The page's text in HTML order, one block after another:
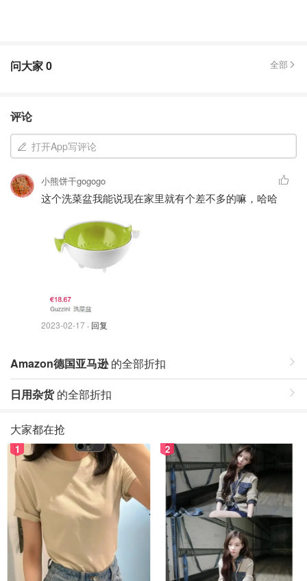
问大家0 全部
评论
打开App写评论
小熊饼干gogogo
这个洗菜盆我能说现在家里就有个差不多的嘛，哈哈
2023-02-17 · 回复
Amazon德国亚马逊的全部折扣
日用杂货的全部折扣
大家都在抢
1 2